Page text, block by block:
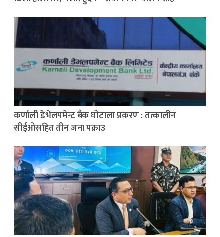
कर्णाली डेभेलपमेन्ट बैंक घोटाला प्रकरण : तत्कालीन
सीईओसहित तीन जना पक्राउ